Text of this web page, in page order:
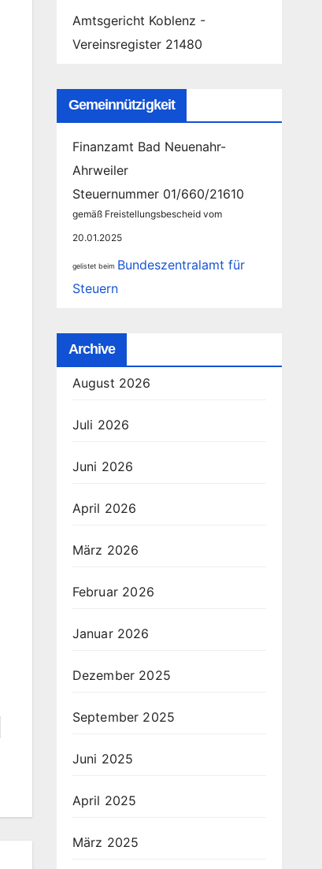
Amtsgericht Koblenz -
Vereinsregister 21480
Gemeinnützigkeit
Finanzamt Bad Neuenahr-
Ahrweiler
Steuernummer 01/660/21610
gemäß Freistellungsbescheid vom
20.01.2025
gelistet beim Bundeszentralamt für
Steuern
Archive
August 2026
Juli 2026
Juni 2026
April 2026
März 2026
Februar 2026
Januar 2026
Dezember 2025
September 2025
Juni 2025
April 2025
März 2025